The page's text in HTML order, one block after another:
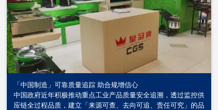
「中国制造」可靠质量追踪 助合规增信心
中国政府近年积极推动重点工业产品质量安全追溯，透过监控供
应链全过程品质，建立「来源可查、去向可追、责任可究」的品